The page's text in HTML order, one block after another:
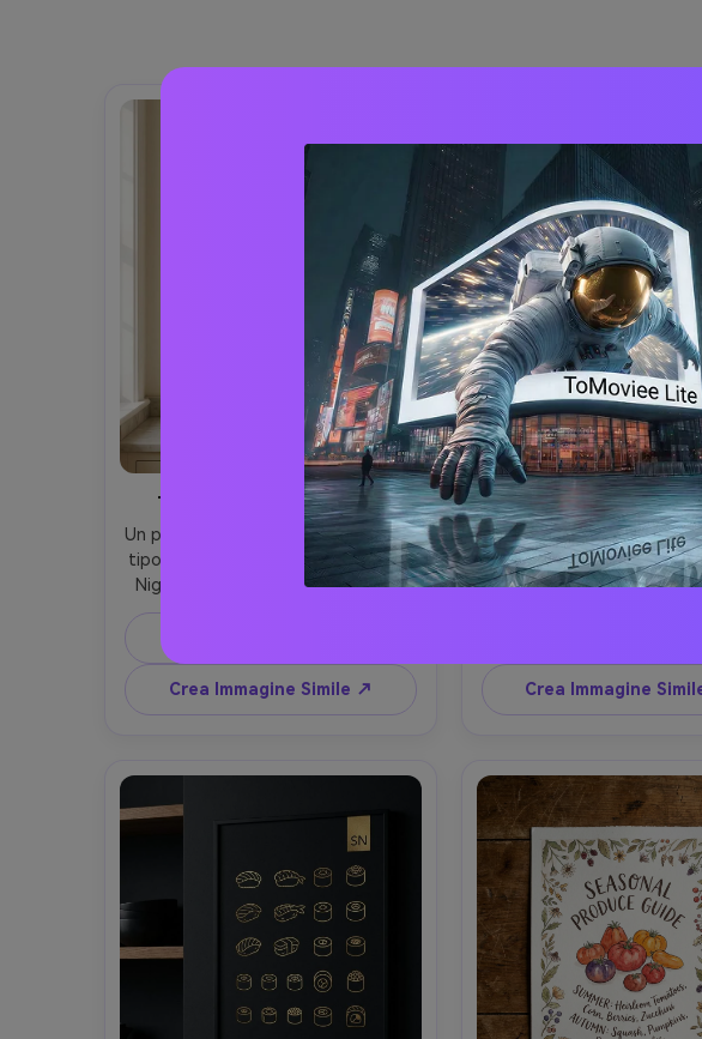
Tipografia Pasta Italiana
Un poster da cucina incorniciato con
tipografia a mano che recita "Pasta
Night", illustrazione dettagliata a
inchiostro di tagliatelle, basilico e
grana di carta sottile, sottotitolo
con moderno serif e breve ricetta,
fotografato come mockup realistico
netti, ombre naturali, aspetto
stampabile ad alta risoluzione --ar
Crea Immagine Simile ↗
Collage Brunch
All’interno di un accogliente
brunch, un poster
verticale sul muro di noce
caratteri moderni serif e
didascalie, palette
texture opaca della
stile editoriale, riflessi
ombre naturali, dettaglio di
nitido --ar 4:5
Crea Immagine